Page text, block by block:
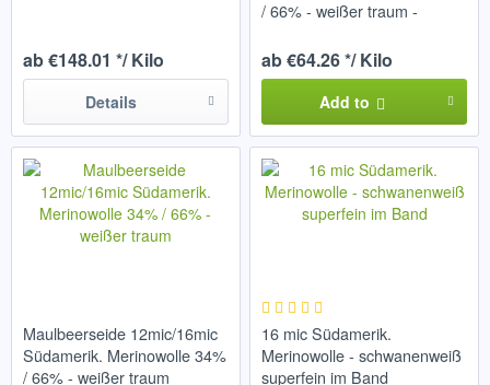
ab €148.01 */ Kilo
Details
/ 66% - weißer traum -
ab €64.26 */ Kilo
Add to
Maulbeerseide 12mic/16mic
Südamerik. Merinowolle 34%
/ 66% - weißer traum
16 mic Südamerik.
Merinowolle - schwanenweiß
superfein im Band